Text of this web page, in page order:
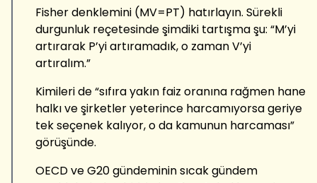
Fisher denklemini (MV=PT) hatırlayın. Sürekli
durgunluk reçetesinde şimdiki tartışma şu: “M’yi
artırarak P’yi artıramadık, o zaman V’yi
artıralım.”
Kimileri de “sıfıra yakın faiz oranına rağmen hane
halkı ve şirketler yeterince harcamıyorsa geriye
tek seçenek kalıyor, o da kamunun harcaması”
görüşünde.
OECD ve G20 gündeminin sıcak gündem